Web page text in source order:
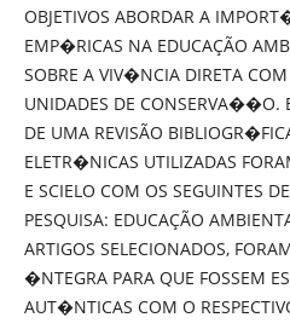
OBJETIVOS ABORDAR A
EMP�RICAS NA EDUCAÇÃO
SOBRE A VIV�NCIA DIRETA
UNIDADES DE CONSERVA��O.
DE UMA REVISÃO
ELETR�NICAS UTILIZADAS
E SCIELO COM OS SEGUINTES
PESQUISA: EDUCAÇÃO
ARTIGOS SELECIONADOS,
�NTEGRA PARA QUE FOSSEM
AUT�NTICAS COM O